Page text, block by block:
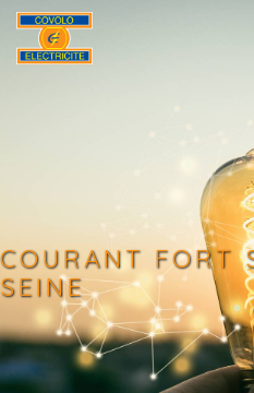
Panneau de gestion des
COURANT FORT
SEINE